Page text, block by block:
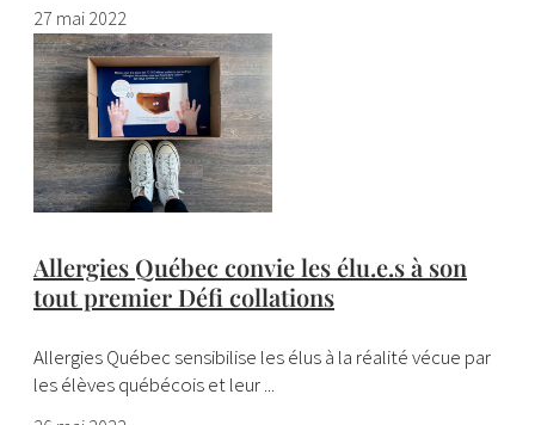
27 mai 2022
Allergies Québec convie les élu.e.s à son
tout premier Défi collations
Allergies Québec sensibilise les élus à la réalité vécue par
les élèves québécois et leur ...